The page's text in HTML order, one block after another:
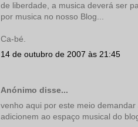
de liberdade, a musica deverá ser
por musica no nosso Blog...
Ca-bé.
14 de outubro de 2007 às 21:45
Anónimo disse...
venho aqui por este meio
adicionem ao espaço musical do